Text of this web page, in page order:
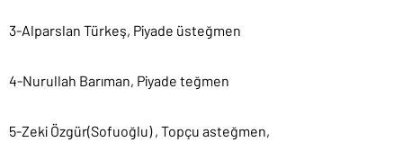
3-Alparslan Türkeş, Piyade üsteğmen
4-Nurullah Barıman, Piyade teğmen
5-Zeki Özgür(Sofuoğlu) , Topçu asteğmen,